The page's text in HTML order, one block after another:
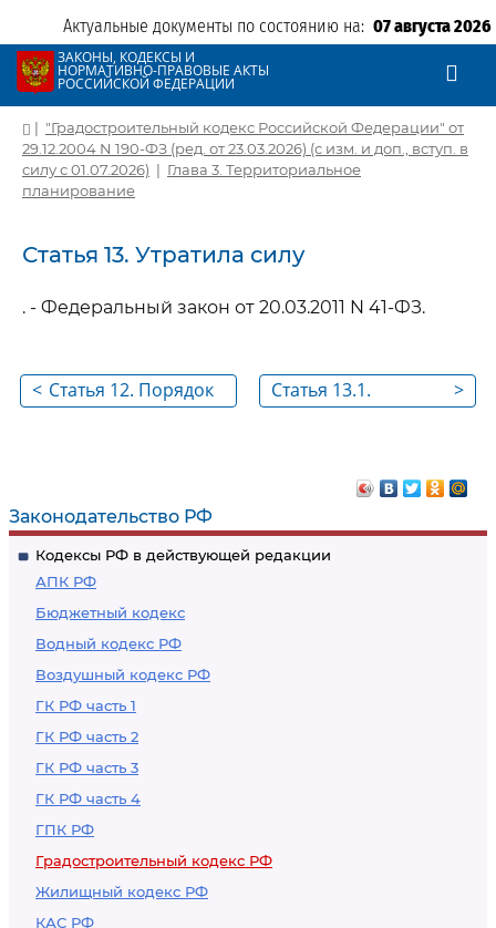
Актуальные документы по состоянию на: 07 августа 2026
ЗАКОНЫ, КОДЕКСЫ И
НОРМАТИВНО-ПРАВОВЫЕ АКТЫ
РОССИЙСКОЙ ФЕДЕРАЦИИ
Законодательство РФ
Кодексы РФ в действующей редакции
АПК РФ
Бюджетный кодекс
Водный кодекс РФ
Воздушный кодекс РФ
ГК РФ часть 1
ГК РФ часть 2
ГК РФ часть 3
ГК РФ часть 4
ГПК РФ
Градостроительный кодекс РФ
Жилищный кодекс РФ
КАС РФ
| "Градостроительный кодекс Российской Федерации" от
29.12.2004 N 190-ФЗ (ред. от 23.03.2026) (с изм. и доп., вступ. в
силу с 01.07.2026) | Глава 3. Территориальное
планирование
Статья 13. Утратила силу
. - Федеральный закон от 20.03.2011 N 41-ФЗ.
< Статья 12. Порядок
Российской
Федерации
>
Статья 13.1.
территориального
планирования двух
и более субъектов
Российской